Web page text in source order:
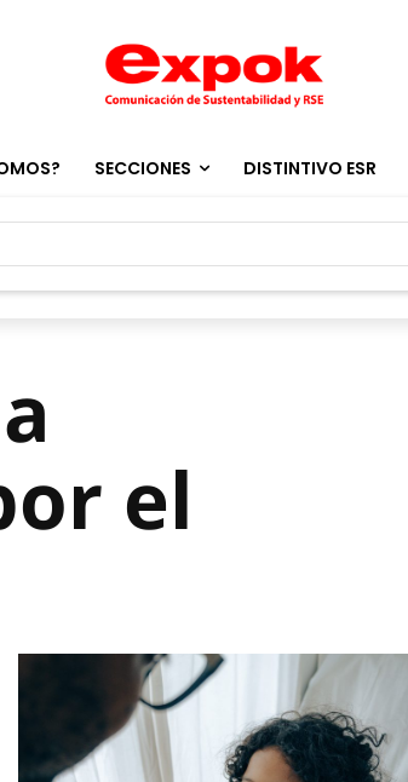
SECCIONES DISTINTIVO ESR
el